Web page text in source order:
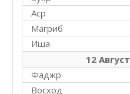
Аср
Магриб
Иша
12
Фаджр
Восход